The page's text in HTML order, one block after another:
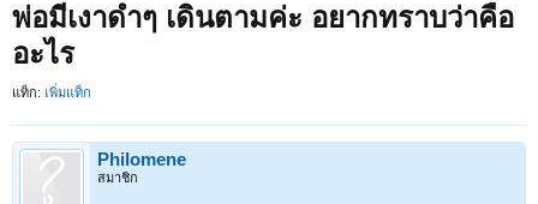
พ่อมีเงาดำๆ เดินตามค่ะ อยากทราบว่าคือ
อะไร
แท็ก: เพิ่มแท็ก
Philomene
สมาชิก